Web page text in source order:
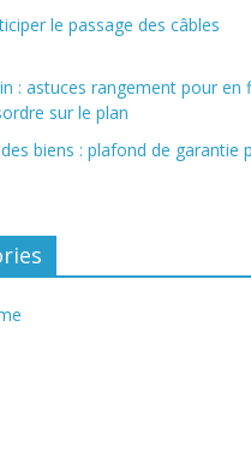
le passage des câbles
: astuces rangement pour en
sur le plan
biens : plafond de garantie